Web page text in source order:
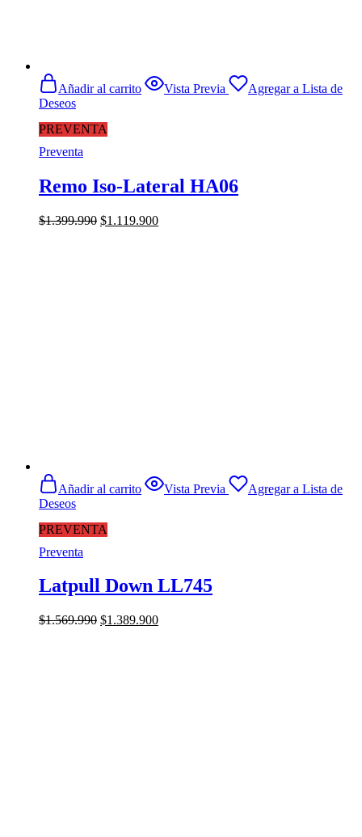
PREVENTA
Añadir al carrito Vista Previa
Agregar a Lista de
Deseos
Preventa
Remo Iso-Lateral HA06
$1.399.990 El
$1.119.900El
PREVENTA
Añadir al carrito Vista Previa
Agregar a Lista de
Deseos
Preventa
Latpull Down LL745
$1.569.990 El
$1.389.900El